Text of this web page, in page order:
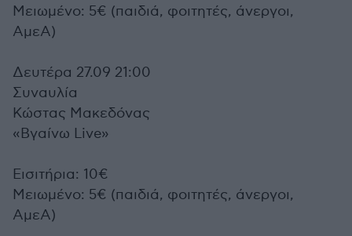
Μειωμένο: 5€ (παιδιά, φοιτητές, άνεργοι,
ΑμεΑ)
Δευτέρα 27.09 21:00
Συναυλία
Κώστας Μακεδόνας
«Βγαίνω Live»
Εισιτήρια: 10€
Μειωμένο: 5€ (παιδιά, φοιτητές, άνεργοι,
ΑμεΑ)